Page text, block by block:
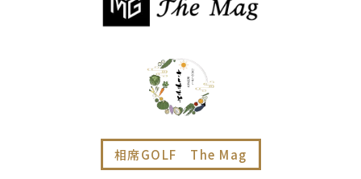
相席GOLF The Mag